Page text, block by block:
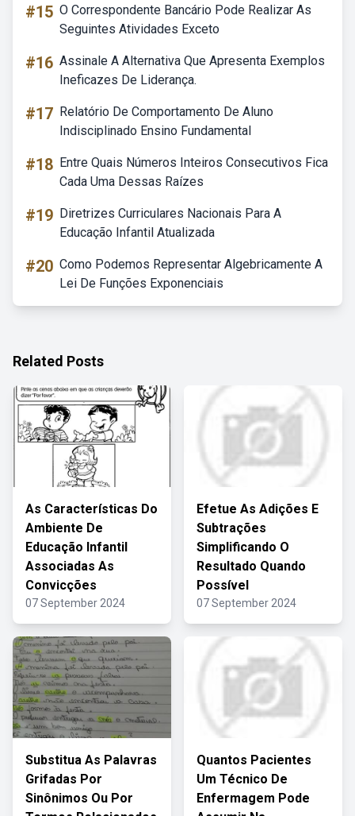
#15 O Correspondente Bancário Pode Realizar As
Seguintes Atividades Exceto
#16 Assinale A Alternativa Que Apresenta Exemplos
Ineficazes De Liderança.
#17 Relatório De Comportamento De Aluno
Indisciplinado Ensino Fundamental
#18 Entre Quais Números Inteiros Consecutivos Fica
Cada Uma Dessas Raízes
#19 Diretrizes Curriculares Nacionais Para A
Educação Infantil Atualizada
#20 Como Podemos Representar Algebricamente A
Lei De Funções Exponenciais
Related Posts
As Características Do
Ambiente De
Educação Infantil
Associadas As
Convicções
07 September 2024
Efetue As Adições E
Subtrações
Simplificando O
Resultado Quando
Possível
07 September 2024
Substitua As Palavras
Grifadas Por
Sinônimos Ou Por
Quantos Pacientes
Um Técnico De
Enfermagem Pode